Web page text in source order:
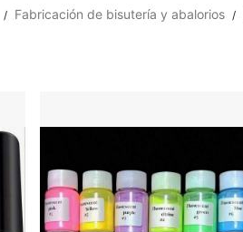
/ Fabricación de bisutería y abalorios /